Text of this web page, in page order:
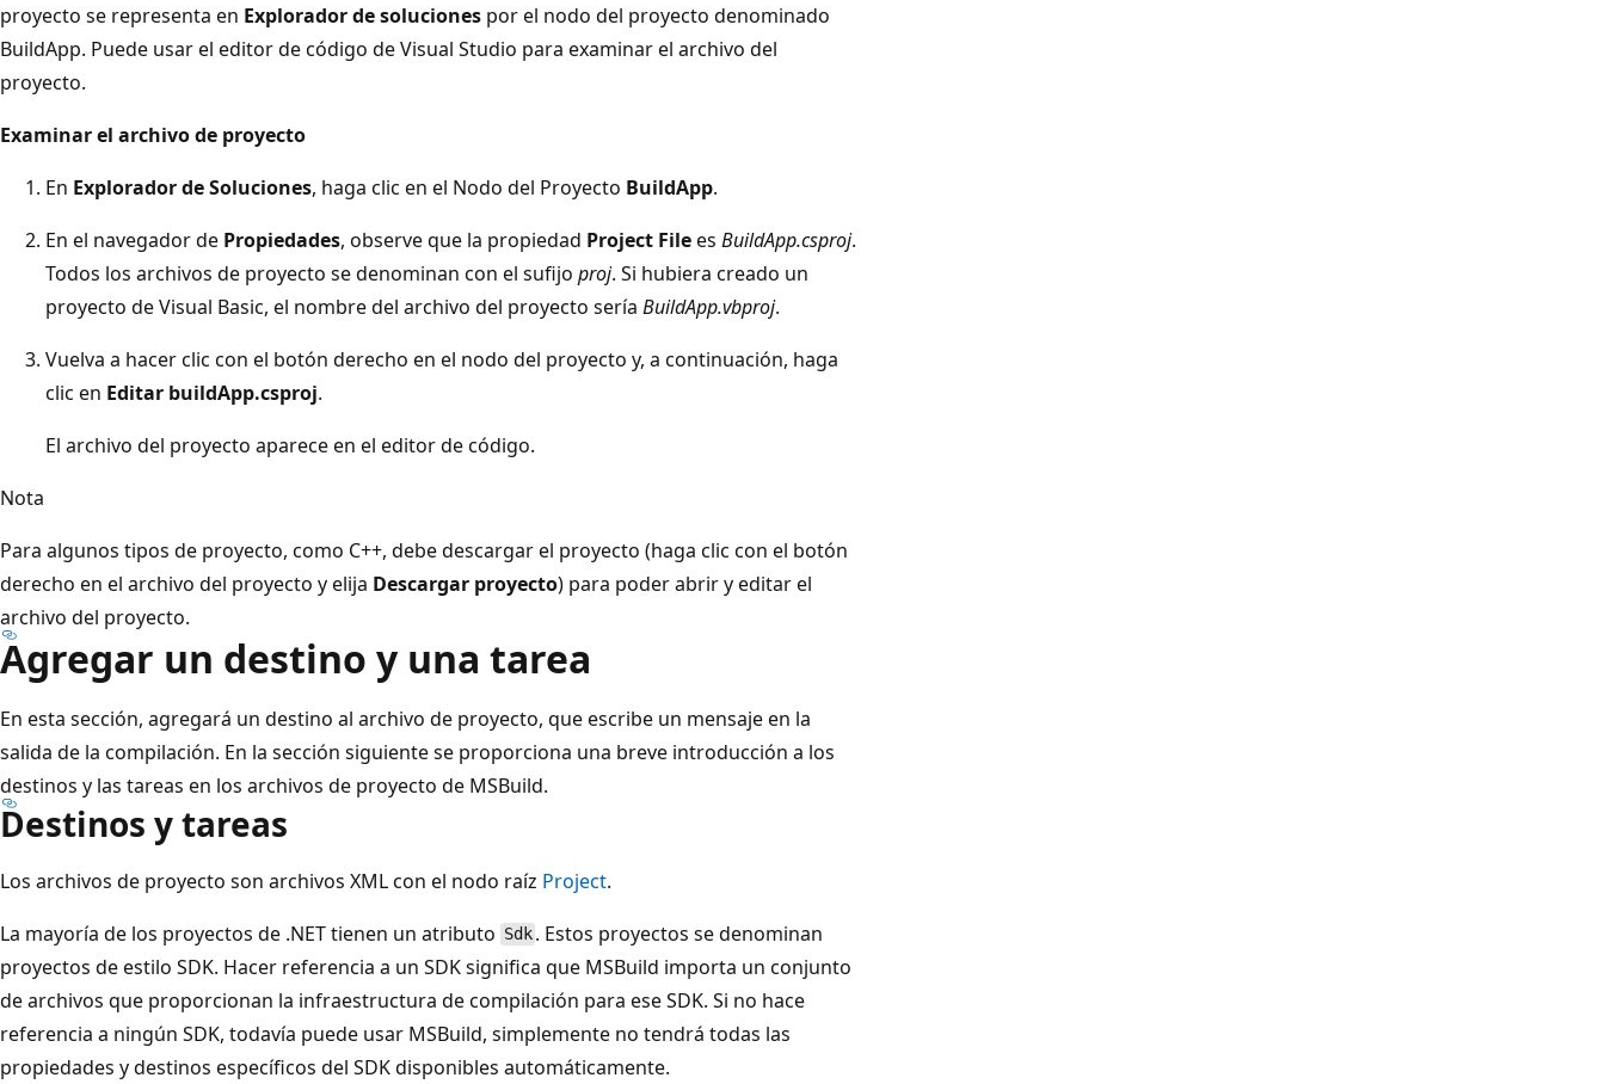
proyecto se representa en Explorador de soluciones por el nodo del proyecto denominado
BuildApp. Puede usar el editor de código de Visual Studio para examinar el archivo del
proyecto.
Examinar el archivo de proyecto
En Explorador de Soluciones, haga clic en el Nodo del Proyecto BuildApp.
En el navegador de Propiedades, observe que la propiedad Project Filees BuildApp.csproj.
Todos los archivos de proyecto se denominan con el sufijo proj. Si hubiera creado un
proyecto de Visual Basic, el nombre del archivo del proyecto sería BuildApp.vbproj.
Vuelva a hacer clic con el botón derecho en el nodo del proyecto y, a continuación, haga
clic en Editar buildApp.csproj.
El archivo del proyecto aparece en el editor de código.
Nota
Para algunos tipos de proyecto, como C++, debe descargar el proyecto (haga clic con el botón
derecho en el archivo del proyecto y elija Descargar proyecto) para poder abrir y editar el
archivo del proyecto.
Agregar un destino y una tarea
En esta sección, agregará un destino al archivo de proyecto, que escribe un mensaje en la
salida de la compilación. En la sección siguiente se proporciona una breve introducción a los
destinos y las tareas en los archivos de proyecto de MSBuild.
Destinos y tareas
Los archivos de proyecto son archivos XML con el nodo raíz Project.
La mayoría de los proyectos de .NET tienen un atributo Sdk . Estos proyectos se denominan
proyectos de estilo SDK. Hacer referencia a un SDK significa que MSBuild importa un conjunto
de archivos que proporcionan la infraestructura de compilación para ese SDK. Si no hace
referencia a ningún SDK, todavía puede usar MSBuild, simplemente no tendrá todas las
propiedades y destinos específicos del SDK disponibles automáticamente.